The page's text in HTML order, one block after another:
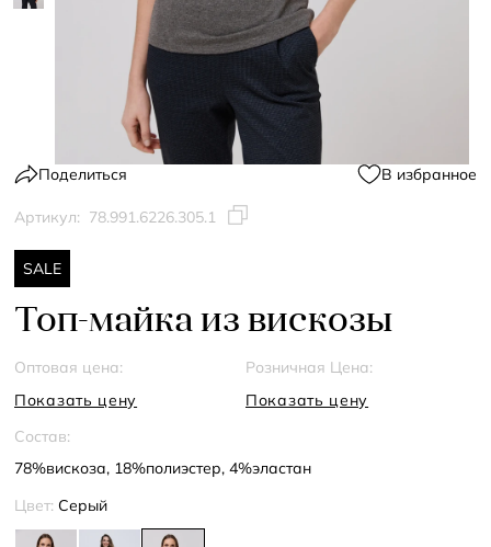
Поделиться В избранное
Артикул: 78.991.6226.305.1
SALE
Топ-майка из вискозы
Оптовая цена:
Показать цену
Розничная Цена:
Показать цену
Состав:
78%вискоза, 18%полиэстер, 4%эластан
Цвет: Серый